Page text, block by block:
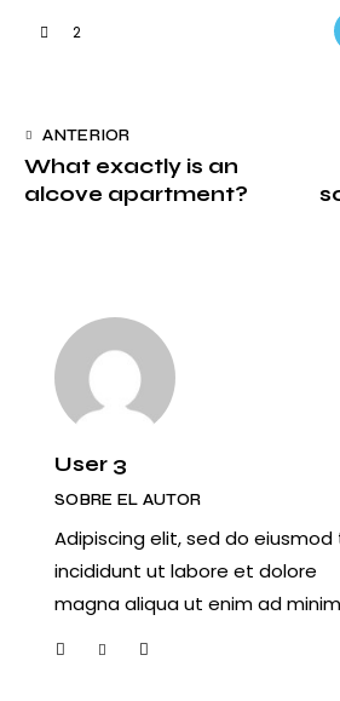
2
Navegación
de
entradas
ANTERIOR
What exactly is an
alcove apartment?
User 3
SOBRE EL AUTOR
Adipiscing elit, sed do
incididunt ut labore et dolore
magna aliqua ut enim ad
facebook-
twitter-dribbble-